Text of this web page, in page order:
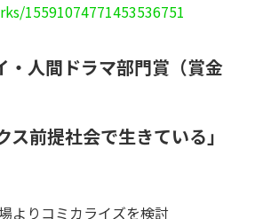
15591074771453536751
・人間ドラマ部門賞（賞金
ス前提社会で生きている」
よりコミカライズを検討